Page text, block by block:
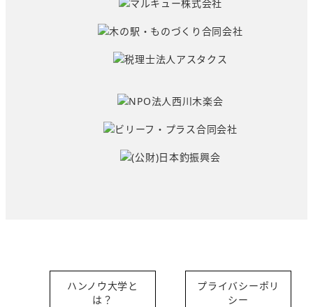
ハンノウ大学と
は？
プライバシーポリ
シー